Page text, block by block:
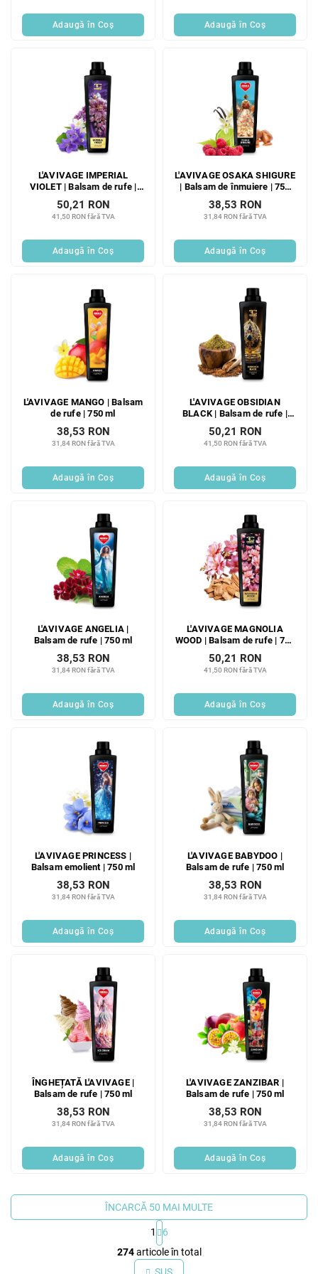
Adaugă în Coş Adaugă în Coş
L'AVIVAGE IMPERIAL
VIOLET | Balsam de rufe |
750 ml
41,50 RON fără TVA
50,21 RON
Adaugă în Coş
L'AVIVAGE OSAKA SHIGURE
| Balsam de înmuiere | 750
ml
31,84 RON fără TVA
38,53 RON
Adaugă în Coş
L'AVIVAGE MANGO | Balsam
de rufe | 750 ml
31,84 RON fără TVA
38,53 RON
Adaugă în Coş
L'AVIVAGE OBSIDIAN
BLACK | Balsam de rufe |
750 ml
41,50 RON fără TVA
50,21 RON
Adaugă în Coş
L'AVIVAGE ANGELIA |
Balsam de rufe | 750 ml
31,84 RON fără TVA
38,53 RON
Adaugă în Coş
L'AVIVAGE MAGNOLIA
WOOD | Balsam de rufe | 750
41,50 RON fără TVA
50,21 RON
Adaugă în Coş
L'AVIVAGE PRINCESS |
Balsam emolient | 750 ml
31,84 RON fără TVA
38,53 RON
Adaugă în Coş
L'AVIVAGE BABYDOO |
Balsam de rufe | 750 ml
31,84 RON fără TVA
38,53 RON
Adaugă în Coş
ÎNGHEȚATĂ L'AVIVAGE |
Balsam de rufe | 750 ml
31,84 RON fără TVA
38,53 RON
Adaugă în Coş
L'AVIVAGE ZANZIBAR |
Balsam de rufe | 750 ml
31,84 RON fără TVA
38,53 RON
Adaugă în Coş
C
o
ÎNCARCĂ 50 MAI MULTE
1
6
274articole în total
SUS